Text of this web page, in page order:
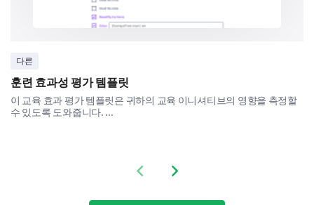
인터랙티브 세션
자율 학습
다른
훈련 효과성 평가 템플릿
이 교육 효과 평가 템플릿은 귀하의 교육 이니셔티브의 영향을 측정할
수 있도록 도와줍니다. ...
Previous slide
Next slide